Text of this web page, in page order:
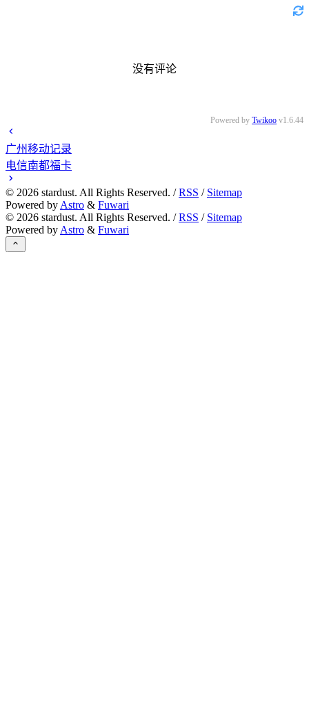
没有评论
Powered by Twikoo v1.6.44
广州移动记录
电信南都福卡
© 2026 stardust. All Rights Reserved. /RSS / Sitemap
Powered by Astro & Fuwari
© 2026 stardust. All Rights Reserved. /RSS / Sitemap
Powered by Astro & Fuwari